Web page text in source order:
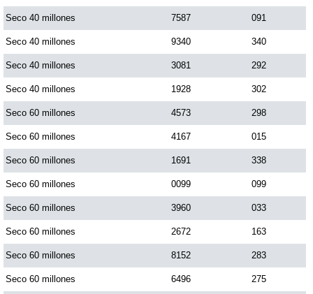
Seco 40 millones 7587 091
Seco 40 millones 9340 340
Seco 40 millones 3081 292
Seco 40 millones 1928 302
Seco 60 millones 4573 298
Seco 60 millones 4167 015
Seco 60 millones 1691 338
Seco 60 millones 0099 099
Seco 60 millones 3960 033
Seco 60 millones 2672 163
Seco 60 millones 8152 283
Seco 60 millones 6496 275